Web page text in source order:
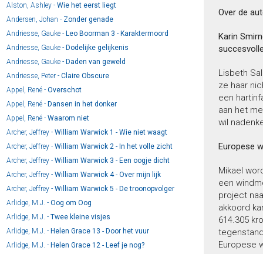
Alston, Ashley - Wie het eerst liegt
Andersen, Johan - Zonder genade
Andriesse, Gauke - Leo Boorman 3 - Karaktermoord
Andriesse, Gauke - Dodelijke gelijkenis
Andriesse, Gauke - Daden van geweld
Andriesse, Peter - Claire Obscure
Appel, René - Overschot
Appel, René - Dansen in het donker
Appel, René - Waarom niet
Archer, Jeffrey - William Warwick 1 - Wie niet waagt
Archer, Jeffrey - William Warwick 2 - In het volle zicht
Archer, Jeffrey - William Warwick 3 - Een oogje dicht
Archer, Jeffrey - William Warwick 4 - Over mijn lijk
Archer, Jeffrey - William Warwick 5 - De troonopvolger
Arlidge, M.J. - Oog om Oog
Arlidge, M.J. - Twee kleine visjes
Arlidge, M.J. - Helen Grace 13 - Door het vuur
Arlidge, M.J. - Helen Grace 12 - Leef je nog?
Over de
Karin
Lisbeth
ze haar
een
aan het
wil
Europese
Mikael
een
project
akkoord
614.305
Europese